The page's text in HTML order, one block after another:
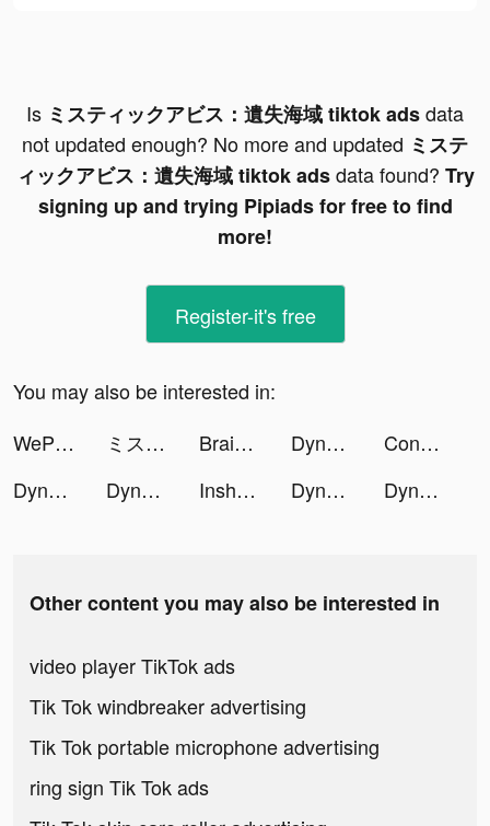
Is ミスティックアビス：遺失海域 tiktok adsdata
not updated enough? No more and updated ミステ
ィックアビス：遺失海域 tiktok adsdata found? Try
signing up and trying Pipiads for free to find
more!
Register-it's free
You may also be interested in:
WePlay - Game & Party tiktok ads
ミスティックアビス：遺失海域 tiktok ads Braindom: Brain Games Test Out tiktok ads Dyno 2 Race - Car Tuning tiktok ads
Construction Ramp Jumping tiktok ads
Dyno 2 Race - Car Tuning tiktok ads
Dyno 2 Race - Car Tuning tiktok ads Inshallah - Single Muslim tiktok ads Dyno 2 Race - Car Tuning tiktok ads Dyno 2 Race - Car Tuning tiktok ads
Other content you may also be interested in
video player TikTok ads
Tik Tok windbreaker advertising
Tik Tok portable microphone advertising
ring sign Tik Tok ads